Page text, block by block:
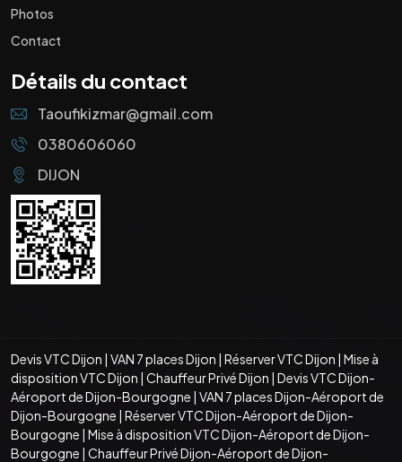
Photos
Contact
Détails du contact
Taoufikizmar@gmail.com
0380606060
DIJON
Devis VTC Dijon | VAN 7 places Dijon | Réserver VTC Dijon | Mise à
disposition VTC Dijon | Chauffeur Privé Dijon | Devis VTC Dijon-
Aéroport de Dijon-Bourgogne | VAN 7 places Dijon-Aéroport de
Dijon-Bourgogne | Réserver VTC Dijon-Aéroport de Dijon-
Bourgogne | Mise à disposition VTC Dijon-Aéroport de Dijon-
Bourgogne | Chauffeur Privé Dijon-Aéroport de Dijon-